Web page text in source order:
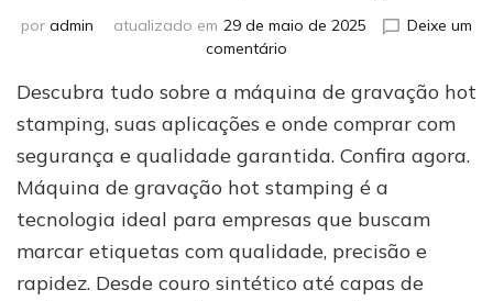
por admin atualizado em 29 de maio de 2025
Deixe um
comentário
que
investir
uma
máquina
gravação
hot
stamping
Descubra tudo sobre a máquina de gravação hot
stamping, suas aplicações e onde comprar com
segurança e qualidade garantida. Confira agora.
Máquina de gravação hot stamping é a
tecnologia ideal para empresas que buscam
marcar etiquetas com qualidade, precisão e
rapidez. Desde couro sintético até capas de